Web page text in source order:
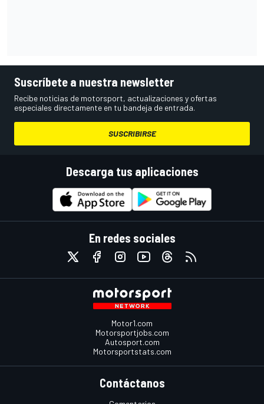
Suscríbete a nuestra newsletter
Recibe noticias de motorsport, actualizaciones y ofertas
especiales directamente en tu bandeja de entrada.
SUSCRIBIRSE
Descarga tus aplicaciones
En redes sociales
Motor1.com
Motorsportjobs.com
Autosport.com
Motorsportstats.com
Contáctanos